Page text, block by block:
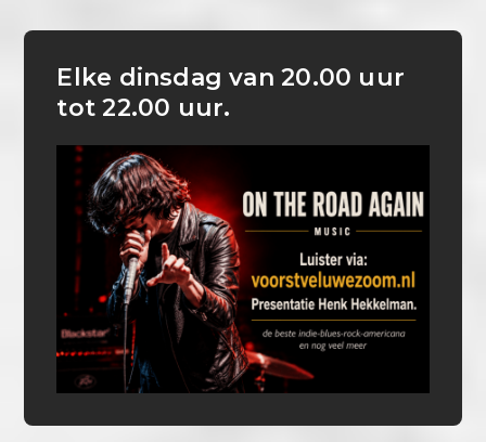
Elke dinsdag van 20.00 uur
tot 22.00 uur.